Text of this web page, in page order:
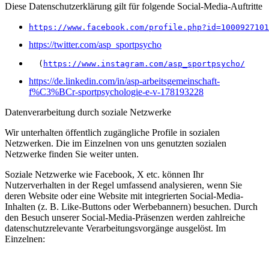
Diese Datenschutzerklärung gilt für folgende Social-Media-Auftritte
https://www.facebook.com/
https://twitter.com/asp_sportpsycho
  (
https://www.instagram.com/asp_sportpsycho/
https://de.linkedin.com/in/asp-arbeitsgemeinschaft-
f%C3%BCr-sportpsychologie-e-v-178193228
Datenverarbeitung durch soziale Netzwerke
Wir unterhalten öffentlich zugängliche Profile in sozialen
Netzwerken. Die im Einzelnen von uns genutzten sozialen
Netzwerke finden Sie weiter unten.
Soziale Netzwerke wie Facebook, X etc. können Ihr
Nutzerverhalten in der Regel umfassend analysieren, wenn Sie
deren Website oder eine Website mit integrierten Social-Media-
Inhalten (z. B. Like-Buttons oder Werbebannern) besuchen. Durch
den Besuch unserer Social-Media-Präsenzen werden zahlreiche
datenschutzrelevante Verarbeitungsvorgänge ausgelöst. Im
Einzelnen: